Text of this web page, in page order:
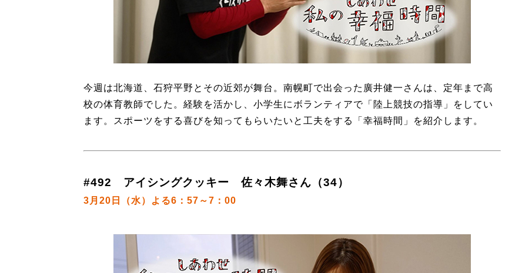
今週は北海道、石狩平野とその近郊が舞台。南幌町で出会った廣井健一さんは、定年まで高
校の体育教師でした。経験を活かし、小学生にボランティアで「陸上競技の指導」をしてい
ます。スポーツをする喜びを知ってもらいたいと工夫をする「幸福時間」を紹介します。
#492 アイシングクッキー 佐々木舞さん（34）
3月20日（水）よる6：57～7：00